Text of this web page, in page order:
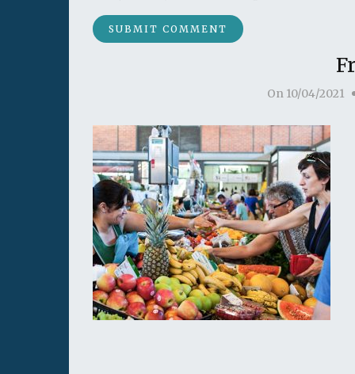
On 10/04/2021